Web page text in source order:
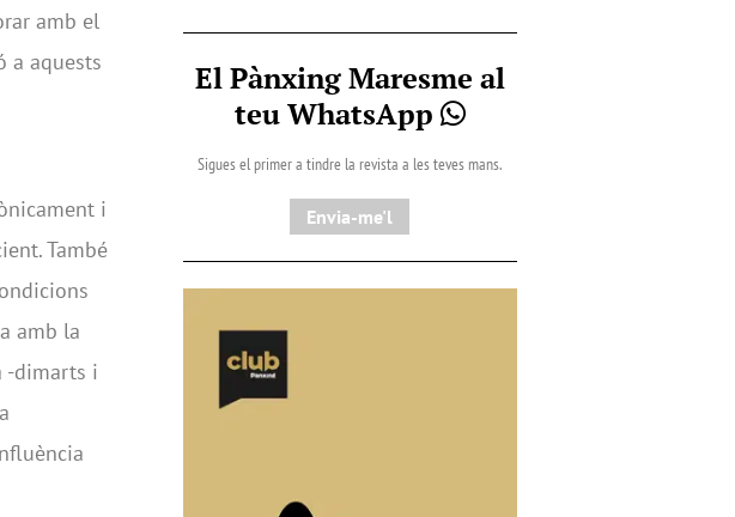
amb el
a aquests
i
També
amb la
-dimarts i
El Pànxing Maresme al
teu WhatsApp
Sigues el primer a tindre la revista a les teves mans.
Envia-me'l